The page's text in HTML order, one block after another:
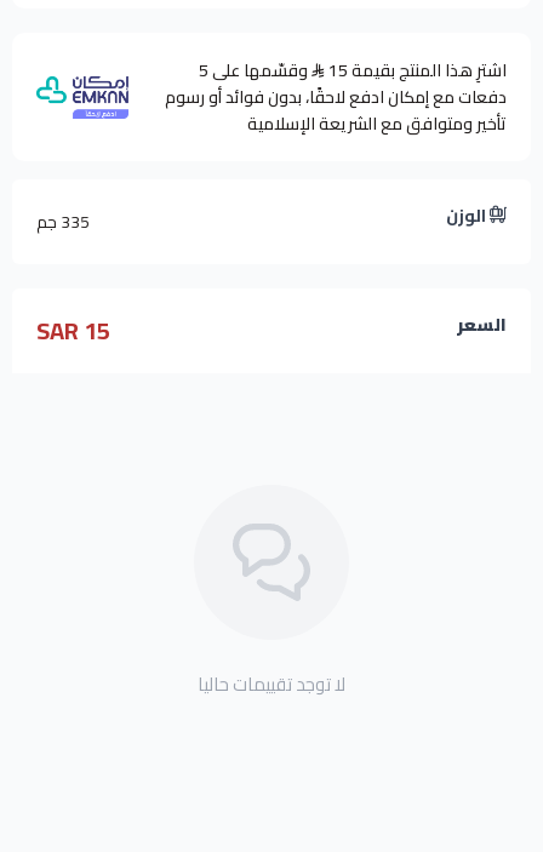
اشترِ هذا المنتج بقيمة 15
وقسّمها على 5
دفعات مع إمكان ادفع لاحقًا، بدون فوائد أو رسوم
تأخير ومتوافق مع الشريعة الإسلامية
الوزن 335 جم
السعر 15 SAR
لا توجد تقييمات حاليا